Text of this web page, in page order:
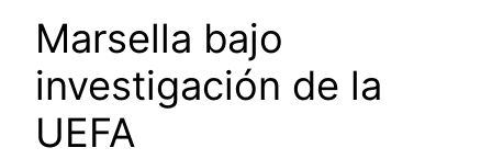
Marsella bajo
investigación de la
UEFA